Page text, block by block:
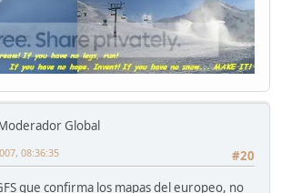
Global
#20
08:36:35
que confirma los mapas del europeo, no